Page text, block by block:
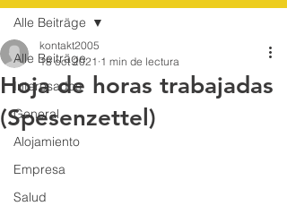
Alle Beiträge
Interesados
General
Alojamiento
Empresa
Salud
Alle Beiträge
Hoja de horas trabajadas
(Spesenzettel)
kontakt2005
18 oct 2021 1 min de lectura